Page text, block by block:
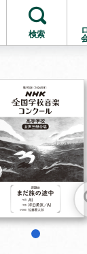
検索
お支払いに進む
にも商品を買う